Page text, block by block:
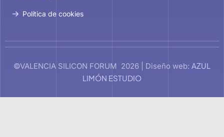
Política de cookies
©VALENCIA SILICON FORUM 2026 | Diseño web: AZUL
LIMÓN ESTUDIO